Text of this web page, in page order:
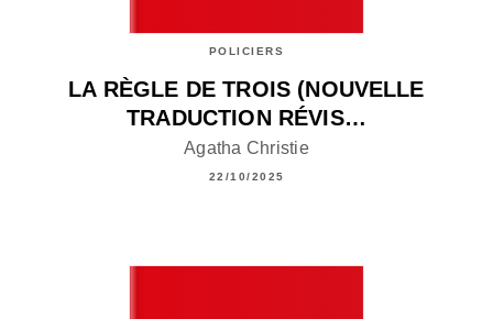
POLICIERS
LA RÈGLE DE TROIS (NOUVELLE
TRADUCTION RÉVIS…
Agatha Christie
22/10/2025